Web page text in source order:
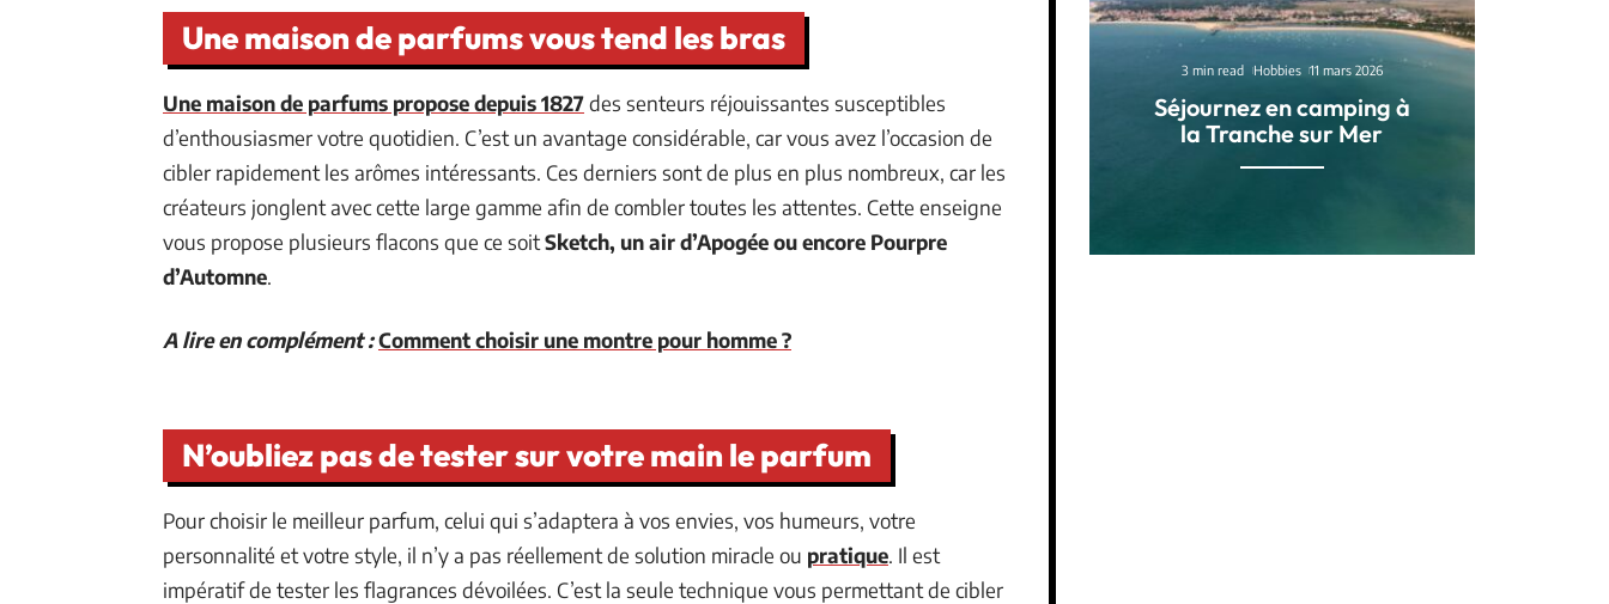
Une maison de parfums vous tend les bras
Une maison de parfums propose depuis 1827des senteurs réjouissantes susceptibles
d’enthousiasmer votre quotidien. C’est un avantage considérable, car vous avez l’occasion de
cibler rapidement les arômes intéressants. Ces derniers sont de plus en plus nombreux, car les
créateurs jonglent avec cette large gamme afin de combler toutes les attentes. Cette enseigne
vous propose plusieurs flacons que ce soitSketch, un air d’Apogée ou encore Pourpre
d’Automne.
A lire en complément :Comment choisir une montre pour homme ?
N’oubliez pas de tester sur votre main le parfum
Pour choisir le meilleur parfum, celui qui s’adaptera à vos envies, vos humeurs, votre
personnalité et votre style, il n’y a pas réellement de solution miracle ou pratique. Il est
impératif de tester les flagrances dévoilées. C’est la seule technique vous permettant de cibler
3 min read Hobbies 11 mars 2026
Séjournez en camping à
la Tranche sur Mer